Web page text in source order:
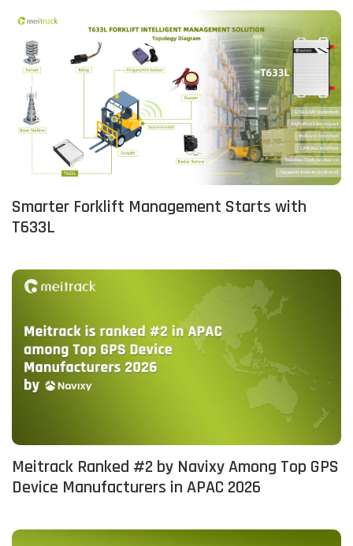
Smarter Forklift Management Starts with
T633L
Meitrack Ranked #2 by Navixy Among Top GPS
Device Manufacturers in APAC 2026